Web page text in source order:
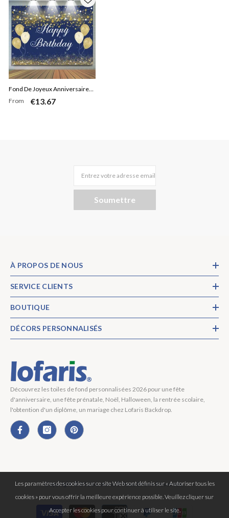
Fond De Joyeux Anniversaire
Boked Ball Bleu Foncé Et Or
From €13.67
Entrez votre adresse email
Soumettre
À PROPOS DE NOUS
SERVICE CLIENTS
BOUTIQUE
DÉCORS PERSONNALISÉS
Découvrez les toiles de fond personnalisées 2026 pour une fête
d'anniversaire, une fête prénatale, Noël, Halloween, la rentrée scolaire,
l'obtention d'un diplôme, un mariage chez Lofaris Backdrop.
Copyright © 2026 Lofaris® Tous Droits Réservés.
Moyens
Les paramètres des cookies sur ce site Web sont définis sur « Autoriser tous les
cookies » pour vous offrir la meilleure expérience possible. Veuillez cliquer sur
Accepter les cookies pour continuer à utiliser le site.